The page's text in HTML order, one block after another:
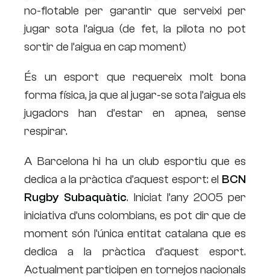
no-flotable per garantir que serveixi per
jugar sota l’aigua (de fet, la pilota no pot
sortir de l’aigua en cap moment)
És un esport que requereix molt bona
forma física, ja que al jugar-se sota l’aigua els
jugadors han d’estar en apnea, sense
respirar.
A Barcelona hi ha un club esportiu que es
dedica a la pràctica d’aquest esport: el BCN
Rugby Subaquàtic. Iniciat l’any 2005 per
iniciativa d’uns colombians, es pot dir que de
moment són l’única entitat catalana que es
dedica a la pràctica d’aquest esport.
Actualment participen en tornejos nacionals